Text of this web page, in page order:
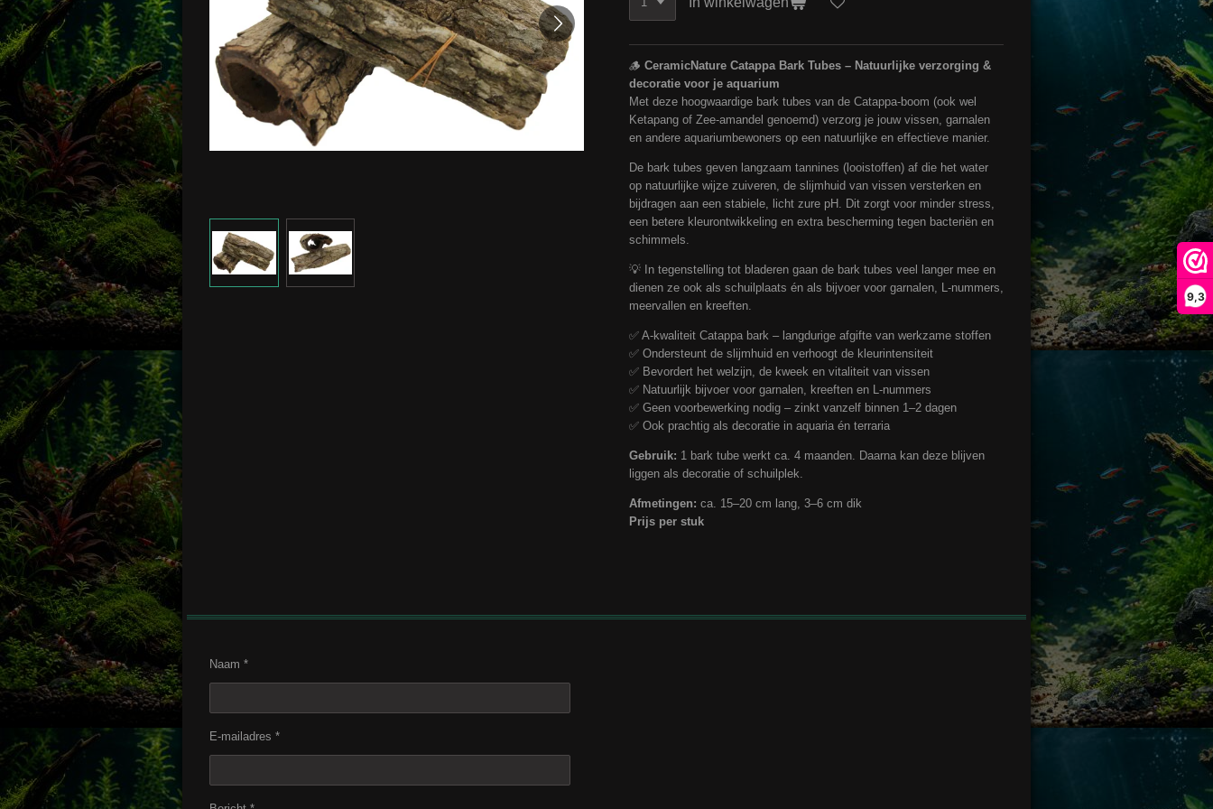
9,3
🪵 CeramicNature Catappa Bark Tubes – Natuurlijke verzorging &
decoratie voor je aquarium
Met deze hoogwaardige bark tubes van de Catappa-boom (ook wel
Ketapang of Zee-amandel genoemd) verzorg je jouw vissen, garnalen
en andere aquariumbewoners op een natuurlijke en effectieve manier.
De bark tubes geven langzaam tannines (looistoffen) af die het water
op natuurlijke wijze zuiveren, de slijmhuid van vissen versterken en
bijdragen aan een stabiele, licht zure pH. Dit zorgt voor minder stress,
een betere kleurontwikkeling en extra bescherming tegen bacteriën en
schimmels.
💡 In tegenstelling tot bladeren gaan de bark tubes veel langer mee en
dienen ze ook als schuilplaats én als bijvoer voor garnalen, L-nummers,
meervallen en kreeften.
✅ A-kwaliteit Catappa bark – langdurige afgifte van werkzame stoffen
✅ Ondersteunt de slijmhuid en verhoogt de kleurintensiteit
✅ Bevordert het welzijn, de kweek en vitaliteit van vissen
✅ Natuurlijk bijvoer voor garnalen, kreeften en L-nummers
✅ Geen voorbewerking nodig – zinkt vanzelf binnen 1–2 dagen
✅ Ook prachtig als decoratie in aquaria én terraria
Gebruik: 1 bark tube werkt ca. 4 maanden. Daarna kan deze blijven
liggen als decoratie of schuilplek.
Afmetingen: ca. 15–20 cm lang, 3–6 cm dik
Prijs per stuk
Naam *
E-mailadres *